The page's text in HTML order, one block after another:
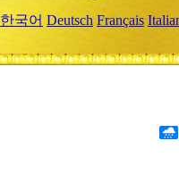
한국어 Deutsch Français